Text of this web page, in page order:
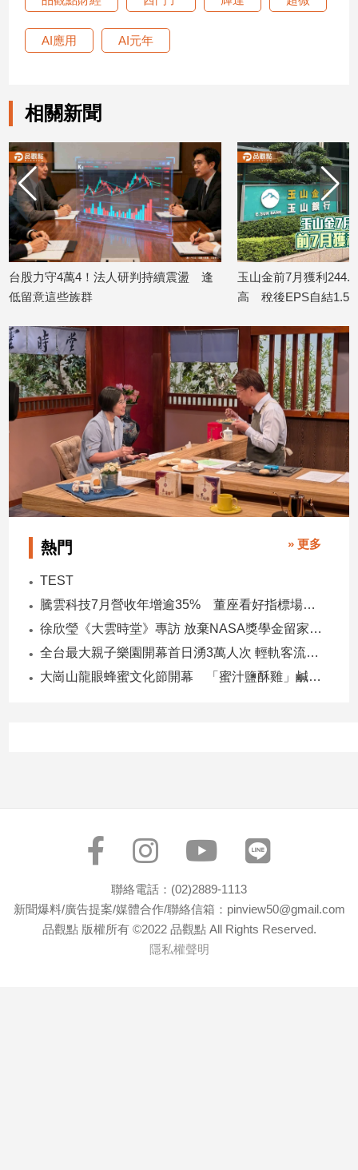
費
子/
感
情
藝
術
／
文
創
／
電
影
推
科
技/
遊
戲
運
Pet
觀
點】
AI應用 AI元年
相關新聞
震盪 逢
玉山金前7月獲利244.4億！創同期新
高 稅後EPS自結1.51元
日勝生「
案」開工
熱門 » 更多
TEST
騰雲科技7月營收年增逾35% 董座看好指標場域複製動能
徐欣瑩《大雲時堂》專訪 放棄NASA獎學金留家鄉 主張雙AI治縣讓城市更科技更有愛
全台最大親子樂園開幕首日湧3萬人次 輕軌客流增20倍
大崗山龍眼蜂蜜文化節開幕 「蜜汁鹽酥雞」鹹甜跨界搶話題
聯絡電話：(02)2889-1113
新聞爆料/廣告提案/媒體合作/聯絡信箱：pinview50@gmail.com
品觀點 版權所有 ©2022 品觀點 All Rights Reserved.
隱私權聲明